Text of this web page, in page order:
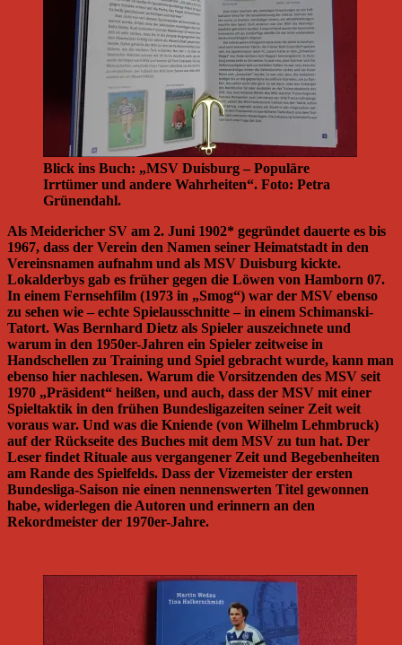
Blick ins Buch: „MSV Duisburg – Populäre
Irrtümer und andere Wahrheiten“. Foto: Petra
Grünendahl.
Als Meidericher SV am 2. Juni 1902* gegründet dauerte es bis
1967, dass der Verein den Namen seiner Heimatstadt in den
Vereinsnamen aufnahm und als MSV Duisburg kickte.
Lokalderbys gab es früher gegen die Löwen von Hamborn 07.
In einem Fernsehfilm (1973 in „Smog“) war der MSV ebenso
zu sehen wie – echte Spielausschnitte – in einem Schimanski-
Tatort. Was Bernhard Dietz als Spieler auszeichnete und
warum in den 1950er-Jahren ein Spieler zeitweise in
Handschellen zu Training und Spiel gebracht wurde, kann man
ebenso hier nachlesen. Warum die Vorsitzenden des MSV seit
1970 „Präsident“ heißen, und auch, dass der MSV mit einer
Spieltaktik in den frühen Bundesligazeiten seiner Zeit weit
voraus war. Und was die Kniende (von Wilhelm Lehmbruck)
auf der Rückseite des Buches mit dem MSV zu tun hat. Der
Leser findet Rituale aus vergangener Zeit und Begebenheiten
am Rande des Spielfelds. Dass der Vizemeister der ersten
Bundesliga-Saison nie einen nennenswerten Titel gewonnen
habe, widerlegen die Autoren und erinnern an den
Rekordmeister der 1970er-Jahre.